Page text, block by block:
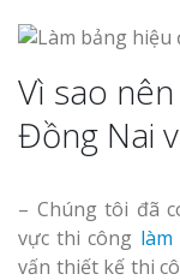
Vì sao
Đồng Nai
– Chúng tôi đã
vực thi công
vấn thiết kế thi